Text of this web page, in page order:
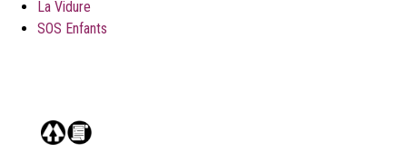
La Vidure
SOS Enfants